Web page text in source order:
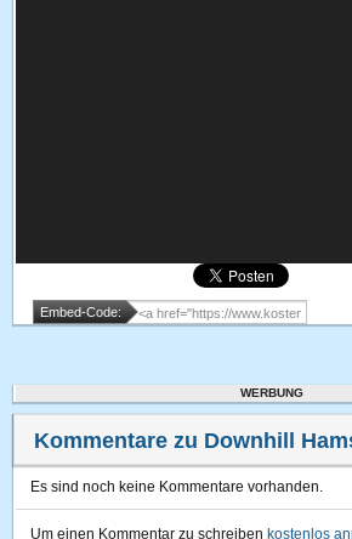
Embed-Code:
WERBUNG
Kommentare zu Downhill
Es sind noch keine Kommentare vorhanden.
Um einen Kommentar zu schreiben kostenlos